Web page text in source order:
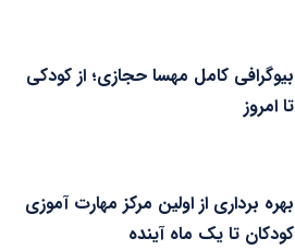
بیوگرافی کامل مهسا حجازی؛ از کودکی
تا امروز
بهره برداری از اولین مرکز مهارت آموزی
کودکان تا یک ماه آینده